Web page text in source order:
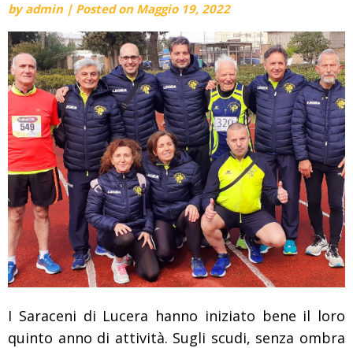
byadmin | Posted on Maggio 19, 2022
I Saraceni di Lucera hanno iniziato bene il loro
quinto anno di attività. Sugli scudi, senza ombra